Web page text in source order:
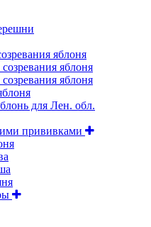
яблоня
яблоня
яблоня
для Лен. обл.
прививками